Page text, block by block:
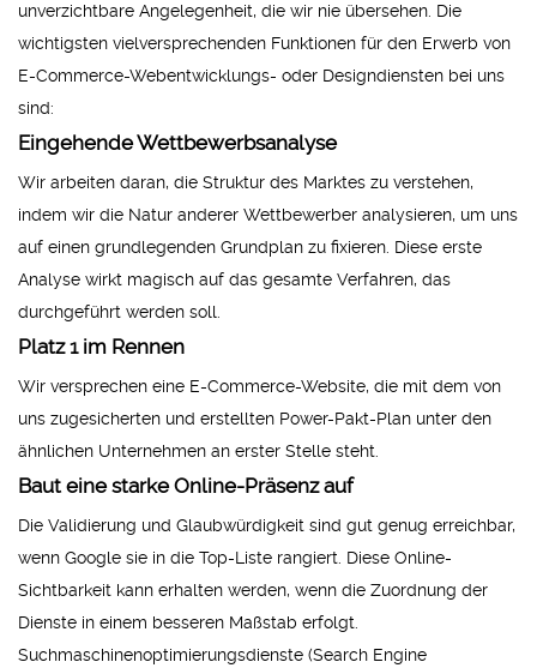
unverzichtbare Angelegenheit, die wir nie übersehen. Die
wichtigsten vielversprechenden Funktionen für den Erwerb von
E-Commerce-Webentwicklungs- oder Designdiensten bei uns
sind:
Eingehende Wettbewerbsanalyse
Wir arbeiten daran, die Struktur des Marktes zu verstehen,
indem wir die Natur anderer Wettbewerber analysieren, um uns
auf einen grundlegenden Grundplan zu fixieren. Diese erste
Analyse wirkt magisch auf das gesamte Verfahren, das
durchgeführt werden soll.
Platz 1 im Rennen
Wir versprechen eine E-Commerce-Website, die mit dem von
uns zugesicherten und erstellten Power-Pakt-Plan unter den
ähnlichen Unternehmen an erster Stelle steht.
Baut eine starke Online-Präsenz auf
Die Validierung und Glaubwürdigkeit sind gut genug erreichbar,
wenn Google sie in die Top-Liste rangiert. Diese Online-
Sichtbarkeit kann erhalten werden, wenn die Zuordnung der
Dienste in einem besseren Maßstab erfolgt.
Suchmaschinenoptimierungsdienste (Search Engine